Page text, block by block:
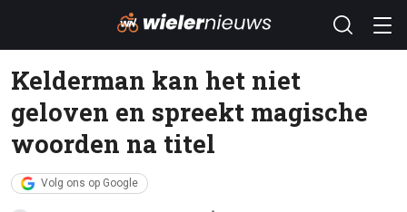
Kelderman kan het niet
geloven en spreekt magische
woorden na titel
Volg ons op Google